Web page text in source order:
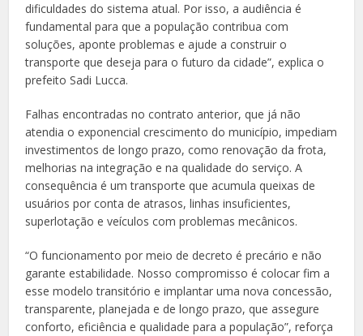
dificuldades do sistema atual. Por isso, a audiência é
fundamental para que a população contribua com
soluções, aponte problemas e ajude a construir o
transporte que deseja para o futuro da cidade”, explica o
prefeito Sadi Lucca.
Falhas encontradas no contrato anterior, que já não
atendia o exponencial crescimento do município, impediam
investimentos de longo prazo, como renovação da frota,
melhorias na integração e na qualidade do serviço. A
consequência é um transporte que acumula queixas de
usuários por conta de atrasos, linhas insuficientes,
superlotação e veículos com problemas mecânicos.
“O funcionamento por meio de decreto é precário e não
garante estabilidade. Nosso compromisso é colocar fim a
esse modelo transitório e implantar uma nova concessão,
transparente, planejada e de longo prazo, que assegure
conforto, eficiência e qualidade para a população”, reforça